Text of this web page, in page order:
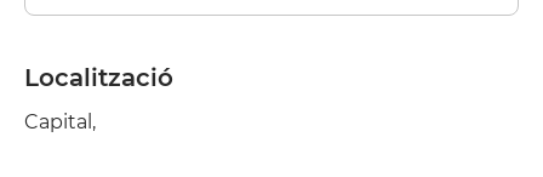
Localització
Capital,